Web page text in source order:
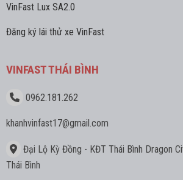
VinFast Lux SA2.0
Đăng ký lái thử xe VinFast
VINFAST THÁI BÌNH
0962.181.262
khanhvinfast17@gmail.com
Đại Lộ Kỳ Đồng - KĐT Thái Bình Dragon
Thái Bình